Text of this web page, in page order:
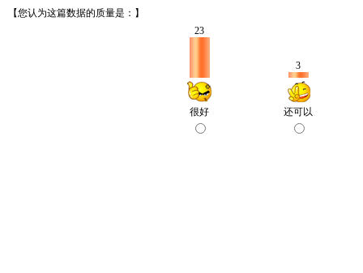
【您认为这篇数据的质量是：】
23
3
很好 还可以